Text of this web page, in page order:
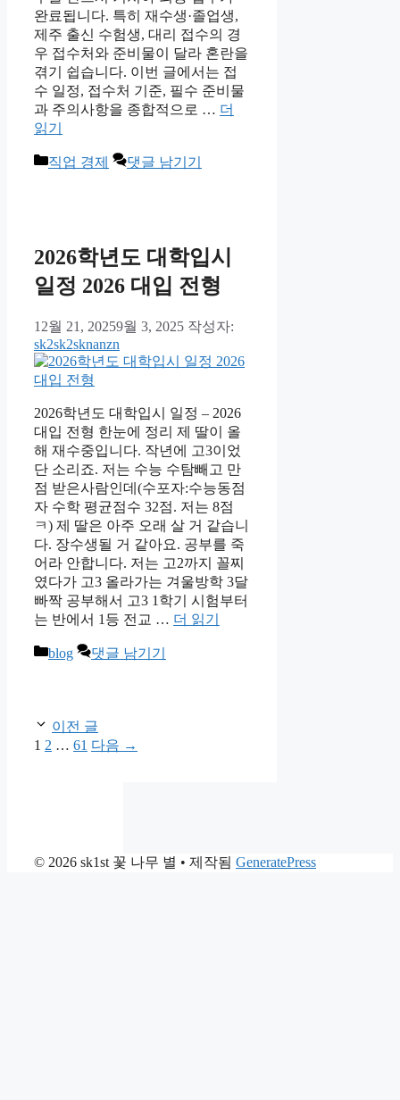
완료됩니다. 특히 재수생·졸업생,
제주 출신 수험생, 대리 접수의 경
우 접수처와 준비물이 달라 혼란을
겪기 쉽습니다. 이번 글에서는 접
수 일정, 접수처 기준, 필수 준비물
과 주의사항을 종합적으로 … 더
읽기
카
직업 경제 댓글 남기기
2026학년도 대학입시
일정 2026 대입 전형
12월 21, 20259월 3, 2025 작성자:
sk2sk2sknanzn
2026학년도 대학입시 일정 – 2026
대입 전형 한눈에 정리 제 딸이 올
해 재수중입니다. 작년에 고3이었
단 소리죠. 저는 수능 수탐빼고 만
점 받은사람인데(수포자:수능동점
자 수학 평균점수 32점. 저는 8점
ㅋ) 제 딸은 아주 오래 살 거 같습니
다. 장수생될 거 같아요. 공부를 죽
어라 안합니다. 저는 고2까지 꼴찌
였다가 고3 올라가는 겨울방학 3달
빠짝 공부해서 고3 1학기 시험부터
는 반에서 1등 전교 … 더 읽기
카
blog 댓글 남기기
이전 글
페
1 페
2 … 페
61 다음 →
© 2026 sk1st 꽃 나무 별 • 제작됨 GeneratePress